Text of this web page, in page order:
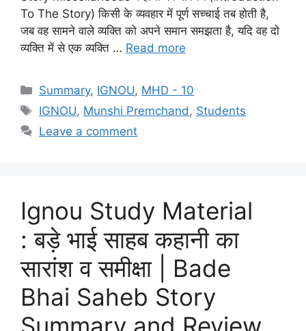
To The Story) किसी के व्यवहार में पूर्ण सच्चाई तब होती है,
जब वह सामने वाले व्यक्ति को अपने समान समझता है, यदि वह दो
व्यक्ति में से एक व्यक्ति … Read more
Summary, IGNOU, MHD - 10
IGNOU, Munshi Premchand , Students
Leave a comment
Ignou Study Material
: बड़े भाई साहब कहानी का
सारांश व समीक्षा | Bade
Bhai Saheb Story